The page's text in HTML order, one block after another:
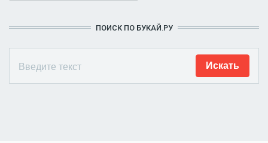
ПОИСК ПО БУКАЙ.РУ